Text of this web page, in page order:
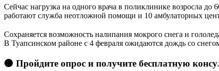
Сейчас нагрузка на одного врача в поликлинике возросла до
работают служба неотложной помощи и 10 амбулаторных
Сохраняется возможность налипания мокрого снега и
В Туапсинском районе с 4 февраля ожидаются дождь со
🟠 Пройдите опрос и получите бесплатную